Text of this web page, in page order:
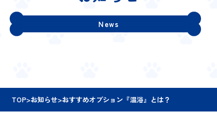
News
TOP>お知らせ>おすすめオプション『温浴』とは？